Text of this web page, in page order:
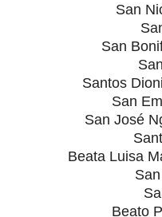
San
San
Santos
San
San José
Beata Luisa
Beato